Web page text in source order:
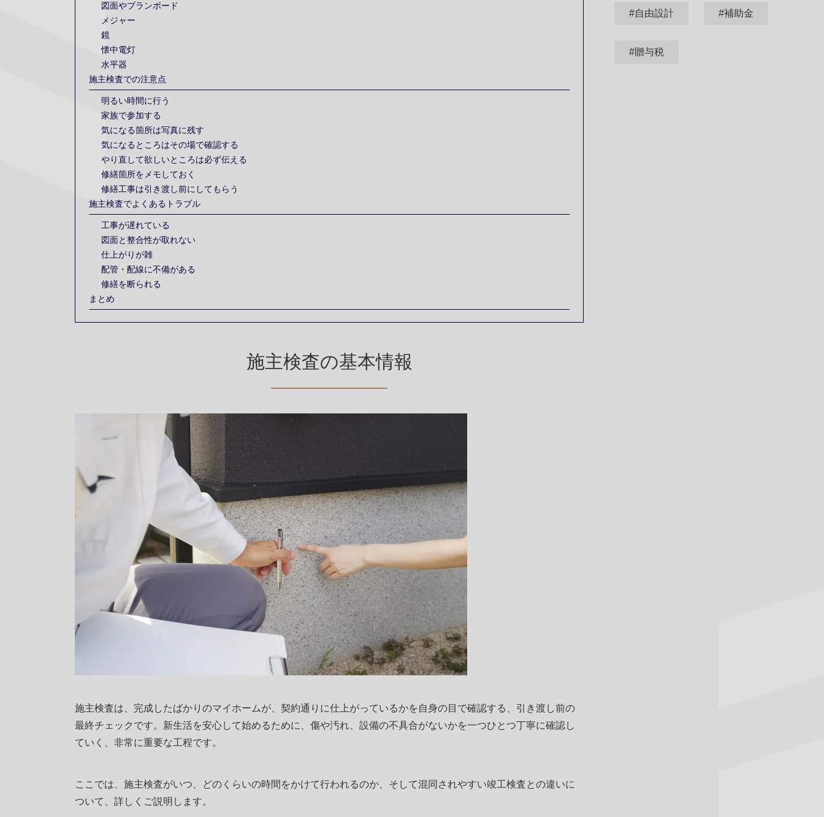
図面やプランボード
メジャー
鏡
懐中電灯
水平器
施主検査での注意点
明るい時間に行う
家族で参加する
気になる箇所は写真に残す
気になるところはその場で確認する
やり直して欲しいところは必ず伝える
修繕箇所をメモしておく
修繕工事は引き渡し前にしてもらう
施主検査でよくあるトラブル
工事が遅れている
図面と整合性が取れない
仕上がりが雑
配管・配線に不備がある
修繕を断られる
まとめ
施主検査の基本情報
施主検査は、完成したばかりのマイホームが、契約通りに仕上がっているかを自身の目で確認する、引き渡し前の
最終チェックです。新生活を安心して始めるために、傷や汚れ、設備の不具合がないかを一つひとつ丁寧に確認し
ていく、非常に重要な工程です。
ここでは、施主検査がいつ、どのくらいの時間をかけて行われるのか、そして混同されやすい竣工検査との違いに
ついて、詳しくご説明します。
#自由設計 #補助金
#贈与税